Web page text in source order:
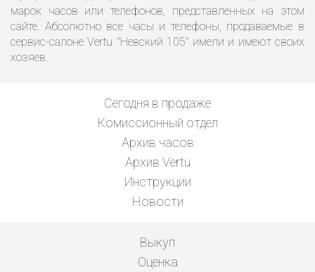
марок часов или телефонов, представленных на этом
сайте. Абсолютно все часы и телефоны, продаваемые в
сервис-салоне Vertu "Невский 105" имели и имеют своих
хозяев.
Сегодня в продаже
Комиссионный отдел
Архив часов
Архив Vertu
Инструкции
Новости
Выкуп
Оценка